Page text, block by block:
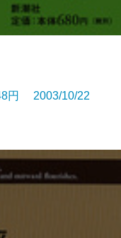
円 2003/10/22